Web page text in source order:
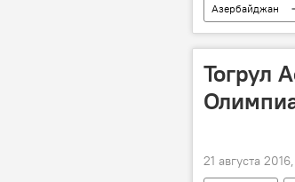
Азербайджан
Тогрул
21 августа